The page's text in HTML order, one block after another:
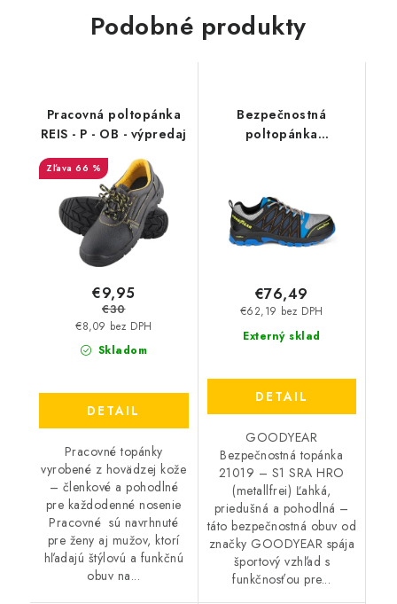
Podobné produkty
Pracovná poltopánka
REIS - P - OB - výpredaj
66 %
Skladom
€8,09 bez DPH
€9,95
€30
DETAIL
Pracovné topánky
vyrobené z hovädzej kože
– členkové a pohodlné
pre každodenné nosenie
Pracovné sú navrhnuté
pre ženy aj mužov, ktorí
hľadajú štýlovú a funkčnú
obuv na...
Bezpečnostná
poltopánka
Externý sklad
€62,19 bez DPH
€76,49
DETAIL
GOODYEAR
Bezpečnostná topánka
21019 – S1 SRA HRO
(metallfrei) Ľahká,
priedušná a pohodlná –
táto bezpečnostná obuv od
značky GOODYEAR spája
športový vzhľad s
funkčnosťou pre...